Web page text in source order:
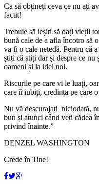
Ca să obțineți ceva ce nu ați
facut!
Trebuie să ieșiți să dați vieții
bună cale de a afla încotro să
va fi o cale netedă. Pentru că
știți că știți dar și despre ce nu
oameni și la idei noi.
Riscurile pe care vi le luați,
care îi iubiți, credința pe care
Nu vă descurajați niciodată,
bun și atunci când veți cădea
privind înainte.”
DENZEL WASHINGTON
Crede în Tine!